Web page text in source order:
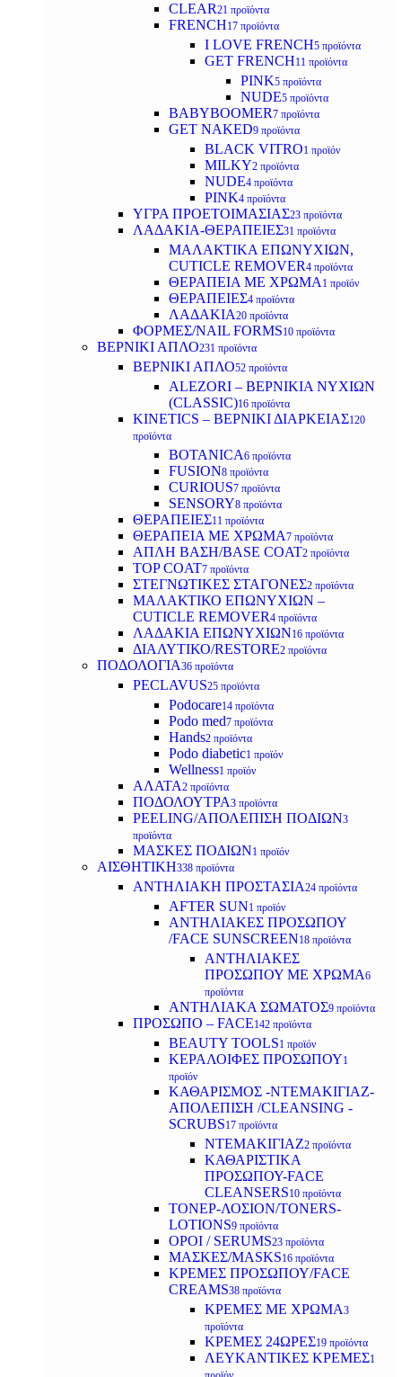
CLEAR21 προϊόντα
FRENCH17 προϊόντα
I LOVE FRENCH5 προϊόντα
GET FRENCH11 προϊόντα
PINK5 προϊόντα
NUDE5 προϊόντα
BABYBOOMER7 προϊόντα
GET NAKED9 προϊόντα
BLACK VITRO1 προϊόν
MILKY2 προϊόντα
NUDE4 προϊόντα
PINK4 προϊόντα
ΥΓΡΑ ΠΡΟΕΤΟΙΜΑΣΙΑΣ23 προϊόντα
ΛΑΔΑΚΙΑ-ΘΕΡΑΠΕΙΕΣ31 προϊόντα
ΜΑΛΑΚΤΙΚΑ ΕΠΩΝΥΧΙΩΝ,
CUTICLE REMOVER4 προϊόντα
ΘΕΡΑΠΕΙΑ ΜΕ ΧΡΩΜΑ 1 προϊόν
ΘΕΡΑΠΕΙΕΣ4 προϊόντα
ΛΑΔΑΚΙΑ20 προϊόντα
ΦΟΡΜΕΣ/NAIL FORMS10 προϊόντα
ΒΕΡΝΙΚΙ ΑΠΛΟ231 προϊόντα
ΒΕΡΝΙΚΙ ΑΠΛΟ52 προϊόντα
ALEZORI – ΒΕΡΝΙΚΙΑ ΝΥΧΙΩΝ
(CLASSIC)16 προϊόντα
KINETICS – ΒΕΡΝΙΚΙ ΔΙΑΡΚΕΙΑΣ120
προϊόντα
BOTANICA6 προϊόντα
FUSION8 προϊόντα
CURIOUS7 προϊόντα
SENSORY8 προϊόντα
ΘΕΡΑΠΕΙΕΣ11 προϊόντα
ΘΕΡΑΠΕΙΑ ΜΕ ΧΡΩΜΑ7 προϊόντα
ΑΠΛΗ ΒΑΣΗ/BASE COAT2 προϊόντα
TOP COAT7 προϊόντα
ΣΤΕΓΝΩΤΙΚΕΣ ΣΤΑΓΟΝΕΣ2 προϊόντα
ΜΑΛΑΚΤΙΚΟ ΕΠΩΝΥΧΙΩΝ –
CUTICLE REMOVER4 προϊόντα
ΛΑΔΑΚΙΑ ΕΠΩΝΥΧΙΩΝ16 προϊόντα
ΔΙΑΛΥΤΙΚΟ/RESTORE2 προϊόντα
ΠΟΔΟΛΟΓΙΑ36 προϊόντα
PECLAVUS25 προϊόντα
Podocare14 προϊόντα
Podo med7 προϊόντα
Hands2 προϊόντα
Podo diabetic1 προϊόν
Wellness1 προϊόν
ΑΛΑΤΑ2 προϊόντα
ΠΟΔΟΛΟΥΤΡΑ3 προϊόντα
PEELING/ΑΠΟΛΕΠΙΣΗ ΠΟΔΙΩΝ3
προϊόντα
ΜΑΣΚΕΣ ΠΟΔΙΩΝ1 προϊόν
ΑΙΣΘΗΤΙΚΗ338 προϊόντα
ΑΝΤΗΛΙΑΚΗ ΠΡΟΣΤΑΣΙΑ24 προϊόντα
AFTER SUN1 προϊόν
ΑΝΤΗΛΙΑΚΕΣ ΠΡΟΣΩΠΟΥ
/FACE SUNSCREEN18 προϊόντα
ΑΝΤΗΛΙΑΚΕΣ
ΠΡΟΣΩΠΟΥ ΜΕ ΧΡΩΜΑ6
προϊόντα
ΑΝΤΗΛΙΑΚΑ ΣΩΜΑΤΟΣ9 προϊόντα
ΠΡΟΣΩΠΟ – FACE142 προϊόντα
BEAUTY TOOLS1 προϊόν
ΚΕΡΑΛΟΙΦΕΣ ΠΡΟΣΩΠΟΥ1
προϊόν
ΚΑΘΑΡΙΣΜΟΣ -ΝΤΕΜΑΚΙΓΙΑΖ-
ΑΠΟΛΕΠΙΣΗ /CLEANSING -
SCRUBS17 προϊόντα
ΝΤΕΜΑΚΙΓΙΑΖ2 προϊόντα
ΚΑΘΑΡΙΣΤΙΚΑ
ΠΡΟΣΩΠΟΥ-FACE
CLEANSERS10 προϊόντα
ΤΟΝΕΡ-ΛΟΣΙΟΝ/TONERS-
LOTIONS9 προϊόντα
ΟΡΟΙ / SERUMS23 προϊόντα
ΜΑΣΚΕΣ/MASKS16 προϊόντα
ΚΡΕΜΕΣ ΠΡΟΣΩΠΟΥ/FACE
CREAMS38 προϊόντα
ΚΡΕΜΕΣ ΜΕ ΧΡΩΜΑ3
προϊόντα
ΚΡΕΜΕΣ 24ΩΡΕΣ19 προϊόντα
ΛΕΥΚΑΝΤΙΚΕΣ ΚΡΕΜΕΣ1